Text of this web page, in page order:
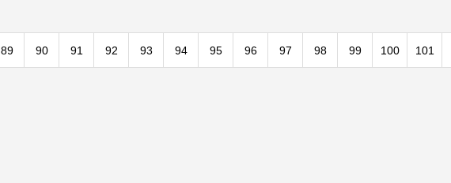
89 90 91 92 93 94 95 96 97 98 99 100 101